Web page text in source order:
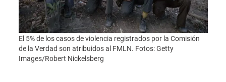
El 5% de los casos de violencia registrados por la Comisión
de la Verdad son atribuidos al FMLN. Fotos: Getty
Images/Robert Nickelsberg